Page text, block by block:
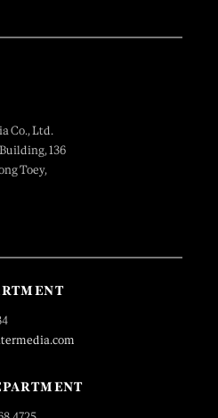
Co., Ltd.
136
Toey,